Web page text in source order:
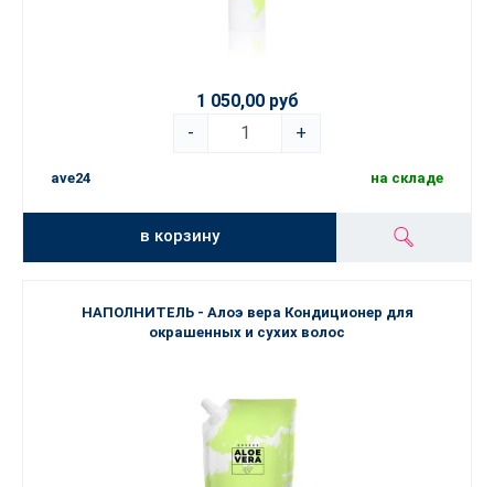
1 050,00 руб
-
+
ave24 на складе
в корзину
НАПОЛНИТЕЛЬ - Алоэ вера Кондиционер для
окрашенных и сухих волос